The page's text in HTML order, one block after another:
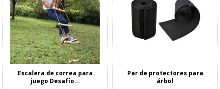
Escalera de correa para
juego Desafío...
Par de protectores para
árbol